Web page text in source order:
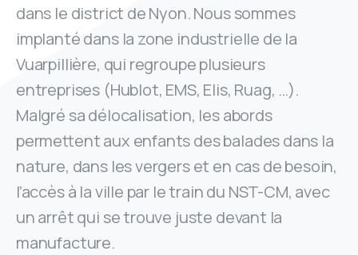
dans le district de Nyon. Nous sommes
implanté dans la zone industrielle de la
Vuarpillière, qui regroupe plusieurs
entreprises (Hublot, EMS, Elis, Ruag, …).
Malgré sa délocalisation, les abords
permettent aux enfants des balades dans la
nature, dans les vergers et en cas de besoin,
l’accès à la ville par le train du NST-CM, avec
un arrêt qui se trouve juste devant la
manufacture.